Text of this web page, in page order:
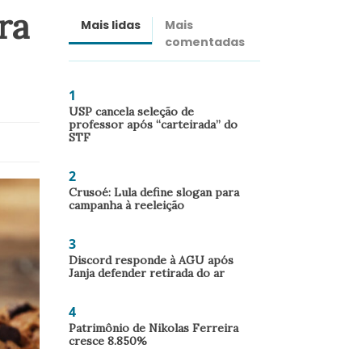
Mais lidas
Mais
comentadas
1
USP cancela seleção de
professor após “carteirada” do
STF
2
Crusoé: Lula define slogan para
campanha à reeleição
3
Discord responde à AGU após
Janja defender retirada do ar
4
Patrimônio de Nikolas Ferreira
cresce 8.850%